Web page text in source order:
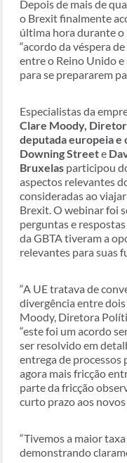
Depois de mais de
o Brexit finalmente
última hora durante
“acordo da véspera
entre o Reino Unido e
para se prepararem
Especialistas da
Clare Moody,
deputada europeia e
Downing Streete
Bruxelas participou
aspectos relevantes
consideradas ao
Brexit. O webinar foi
perguntas e
da GBTA tiveram a
relevantes para suas
“A UE tratava de
divergência entre
Moody, Diretora
“este foi um acordo
ser resolvido em
entrega de processos
agora mais fricção
parte da fricção
curto prazo aos novos
“Tivemos a maior
demonstrando